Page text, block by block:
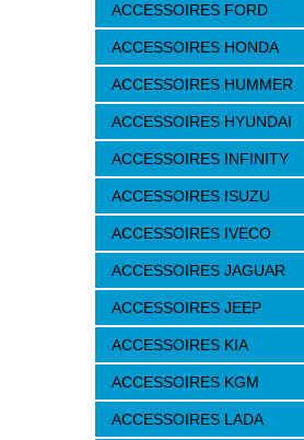
ACCESSOIRES FORD
ACCESSOIRES HONDA
ACCESSOIRES HUMMER
ACCESSOIRES HYUNDAI
ACCESSOIRES INFINITY
ACCESSOIRES ISUZU
ACCESSOIRES IVECO
ACCESSOIRES JAGUAR
ACCESSOIRES JEEP
ACCESSOIRES KIA
ACCESSOIRES KGM
ACCESSOIRES LADA